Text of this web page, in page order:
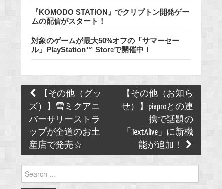
『KOMODO STATION』でクリプトン開発ゲー
ムの配信がスタート！
対象のゲームが最大50%オフの「サマーセー
ル」PlayStation™ Storeで開催中！
Post
navigation
【その他（グッ
ズ）】雪ミクアニ
バーサリーストラ
ップが全道のお土
産店で発売☆
【その他（お知ら
せ）】piaproとの連
携で話題の
「TextAlive」に新機
能が追加！
for: